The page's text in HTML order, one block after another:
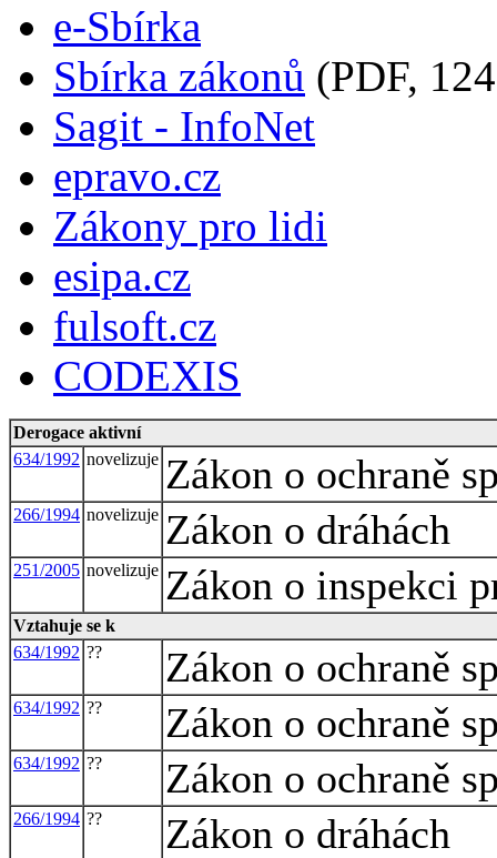
e-Sbírka
Sbírka zákonů (PDF,
Sagit - InfoNet
epravo.cz
Zákony pro lidi
esipa.cz
fulsoft.cz
CODEXIS
Derogace aktivní
634/1992 novelizuje Zákon o ochraně
266/1994 novelizuje Zákon o dráhách
251/2005 novelizuje Zákon o inspekci
Vztahuje se k
634/1992 ?? Zákon o ochraně
634/1992 ?? Zákon o ochraně
634/1992 ?? Zákon o ochraně
266/1994 ?? Zákon o dráhách